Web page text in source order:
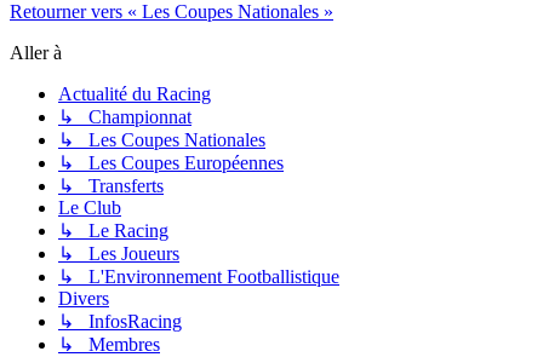
Retourner vers « Les Coupes Nationales »
Aller à
Actualité du Racing
↳ Championnat
↳ Les Coupes Nationales
↳ Les Coupes Européennes
↳ Transferts
Le Club
↳ Le Racing
↳ Les Joueurs
↳ L'Environnement Footballistique
Divers
↳ InfosRacing
↳ Membres